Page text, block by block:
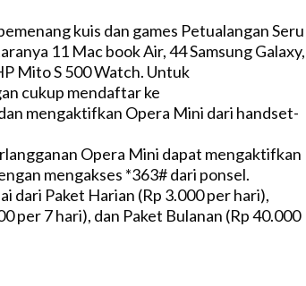
kuis dan games Petualangan Seru
11 Mac book Air, 44 Samsung Galaxy,
Mito S 500 Watch. Untuk
cukup mendaftar ke
mengaktifkan Opera Mini dari handset-
Opera Mini dapat mengaktifkan
mengakses *363# dari ponsel.
dari Paket Harian (Rp 3.000 per hari),
per 7 hari), dan Paket Bulanan (Rp 40.000